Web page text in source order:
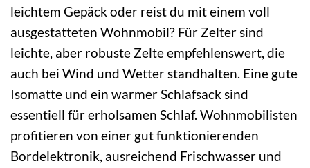
leichtem Gepäck oder reist du mit einem voll
ausgestatteten Wohnmobil? Für Zelter sind
leichte, aber robuste Zelte empfehlenswert, die
auch bei Wind und Wetter standhalten. Eine gute
Isomatte und ein warmer Schlafsack sind
essentiell für erholsamen Schlaf. Wohnmobilisten
profitieren von einer gut funktionierenden
Bordelektronik, ausreichend Frischwasser und